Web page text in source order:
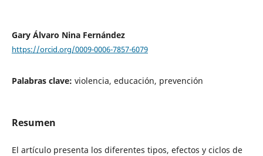
Gary Álvaro Nina Fernández
https://orcid.org/0009-0006-7857-6079
Palabras clave: violencia, educación, prevención
Resumen
El artículo presenta los diferentes tipos, efectos y ciclos de